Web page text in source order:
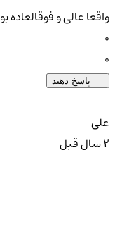
واقعا عالی و فوقالعاده بود
پاسخ دهید
علی